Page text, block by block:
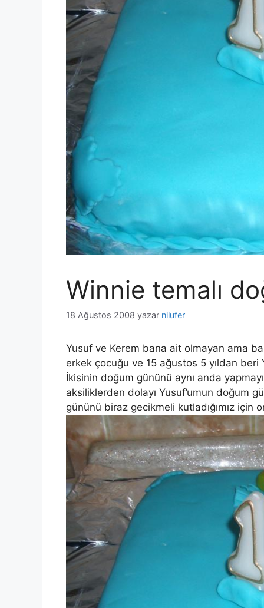
Winnie temalı
18 Ağustos 2008 yazar nilufer
Yusuf ve Kerem bana ait olmayan ama
erkek çocuğu ve 15 ağustos 5 yıldan beri
İkisinin doğum gününü aynı anda
aksiliklerden dolayı Yusuf’umun doğum
gününü biraz gecikmeli kutladığımız için